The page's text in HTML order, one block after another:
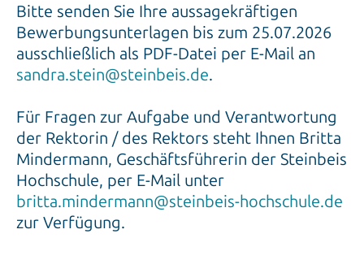
Bitte senden Sie Ihre aussagekräftigen
Bewerbungsunterlagen bis zum 25.07.2026
ausschließlich als PDF-Datei per E-Mail an
sandra.stein@steinbeis.de.
Für Fragen zur Aufgabe und Verantwortung
der Rektorin / des Rektors steht Ihnen Britta
Mindermann, Geschäftsführerin der Steinbeis
Hochschule, per E-Mail unter
britta.mindermann@steinbeis-hochschule.de
zur Verfügung.